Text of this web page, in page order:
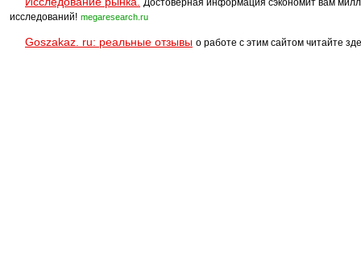
Достоверная информация сэкономит вам
исследований! megaresearch.ru
Goszakaz. ru: реальные отзывы о работе с этим сайтом читайте